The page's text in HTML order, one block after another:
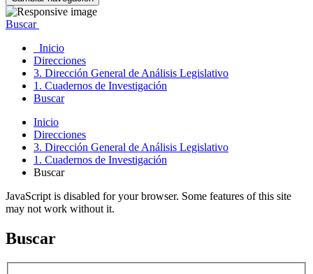
Buscar
Inicio
Direcciones
3. Dirección General de Análisis Legislativo
1. Cuadernos de Investigación
Buscar
Inicio
Direcciones
3. Dirección General de Análisis Legislativo
1. Cuadernos de Investigación
Buscar
JavaScript is disabled for your browser. Some features of this site
may not work without it.
Buscar